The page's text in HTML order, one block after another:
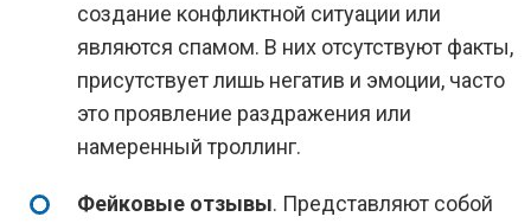
создание конфликтной ситуации или
являются спамом. В них отсутствуют факты,
присутствует лишь негатив и эмоции, часто
это проявление раздражения или
намеренный троллинг.
Фейковые отзывы. Представляют собой